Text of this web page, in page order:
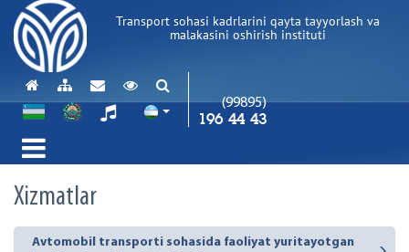
Transport sohasi kadrlarini qayta tayyorlash va
malakasini oshirish instituti
(99895)
196 44 43
Xizmatlar
Avtomobil transporti sohasida faoliyat yuritayotgan